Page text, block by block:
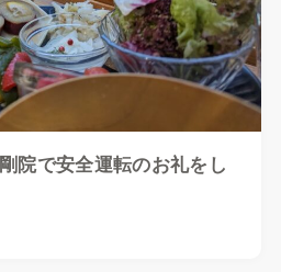
院で安全運転のお礼をし